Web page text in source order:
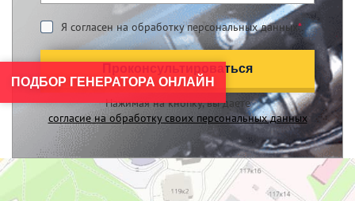
Я согласен на обработку персональных данных *
Проконсультироваться
Нажимая на кнопку, вы даете
согласие на обработку своих персональных данных
ПОДБОР ГЕНЕРАТОРА ОНЛАЙН